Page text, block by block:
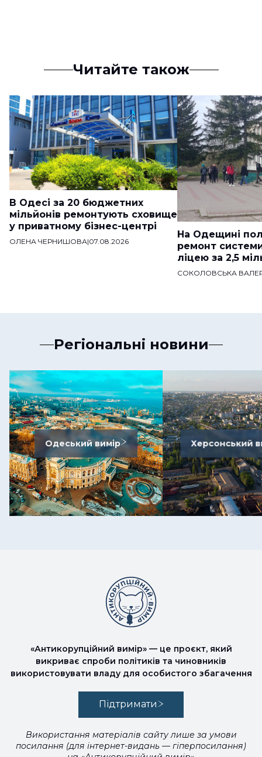
Читайте також
В Одесі за 20 бюджетних
мільйонів ремонтують сховище
у приватному бізнес-центрі
ОЛЕНА ЧЕРНИШОВА|07.08.2026
На Одещині
ремонт
ліцею за 2,5
СОКОЛОВСЬКА
Регіональні новини
Одеський вимір Херсонський
«Антикорупційний вимір» — це проєкт, який
викриває спроби політиків та чиновників
використовувати владу для особистого збагачення
Підтримати
Використання матеріалів сайту лише за умови
посилання (для інтернет-видань — гіперпосилання)